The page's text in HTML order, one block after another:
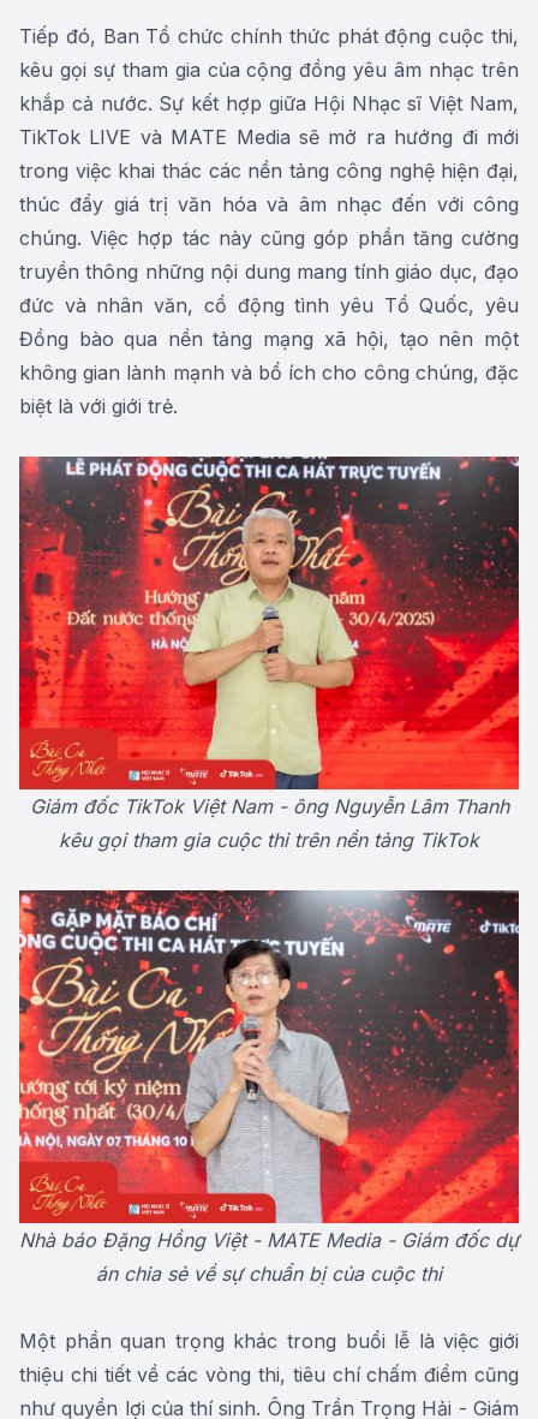
Tiếp đó, Ban Tổ chức chính thức phát động cuộc thi,
kêu gọi sự tham gia của cộng đồng yêu âm nhạc trên
khắp cả nước. Sự kết hợp giữa Hội Nhạc sĩ Việt Nam,
TikTok LIVE và MATE Media sẽ mở ra hướng đi mới
trong việc khai thác các nền tảng công nghệ hiện đại,
thúc đẩy giá trị văn hóa và âm nhạc đến với công
chúng. Việc hợp tác này cũng góp phần tăng cường
truyền thông những nội dung mang tính giáo dục, đạo
đức và nhân văn, cổ động tình yêu Tổ Quốc, yêu
Đồng bào qua nền tảng mạng xã hội, tạo nên một
không gian lành mạnh và bổ ích cho công chúng, đặc
biệt là với giới trẻ.
Giám đốc TikTok Việt Nam - ông Nguyễn Lâm Thanh
kêu gọi tham gia cuộc thi trên nền tảng TikTok
Nhà báo Đặng Hồng Việt - MATE Media - Giám đốc dự
án chia sẻ về sự chuẩn bị của cuộc thi
Một phần quan trọng khác trong buổi lễ là việc giới
thiệu chi tiết về các vòng thi, tiêu chí chấm điểm cũng
như quyền lợi của thí sinh. Ông Trần Trọng Hải - Giám